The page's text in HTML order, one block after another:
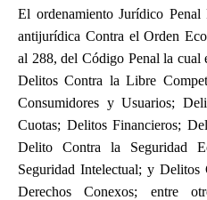
El ordenamiento Jurídico
antijurídica Contra el Orden
al 288, del Código Penal la cual
Delitos Contra la Libre
Consumidores y Usuarios;
Cuotas; Delitos Financieros;
Delito Contra la Seguridad
Seguridad Intelectual; y
Derechos Conexos; entre